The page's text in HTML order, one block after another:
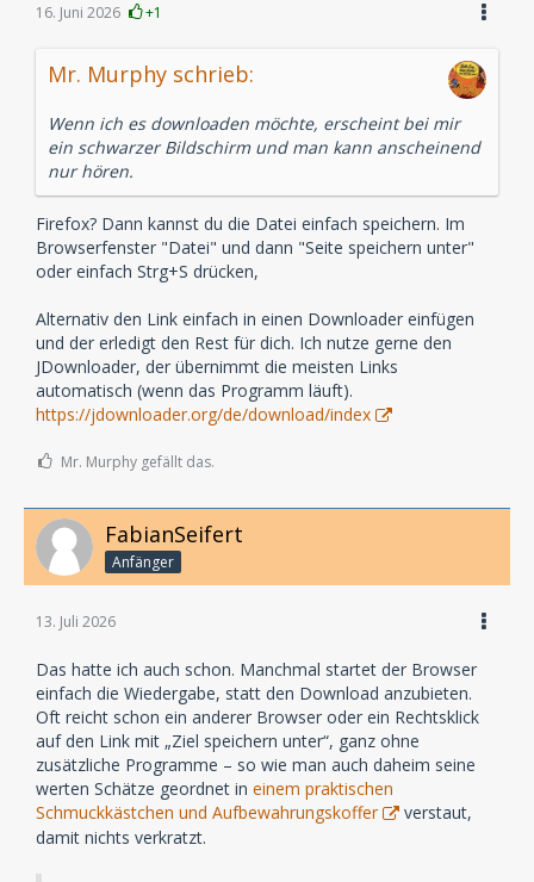
16. Juni 2026 +1
Mr. Murphy schrieb:
Wenn ich es downloaden möchte, erscheint bei mir
ein schwarzer Bildschirm und man kann anscheinend
nur hören.
Firefox? Dann kannst du die Datei einfach speichern. Im
Browserfenster "Datei" und dann "Seite speichern unter"
oder einfach Strg+S drücken,
Alternativ den Link einfach in einen Downloader einfügen
und der erledigt den Rest für dich. Ich nutze gerne den
JDownloader, der übernimmt die meisten Links
automatisch (wenn das Programm läuft).
https://jdownloader.org/de/download/index
Mr. Murphy gefällt das.
FabianSeifert
Anfänger
13. Juli 2026
Das hatte ich auch schon. Manchmal startet der Browser
einfach die Wiedergabe, statt den Download anzubieten.
Oft reicht schon ein anderer Browser oder ein Rechtsklick
auf den Link mit „Ziel speichern unter“, ganz ohne
zusätzliche Programme – so wie man auch daheim seine
werten Schätze geordnet in einem praktischen
Schmuckkästchen und Aufbewahrungskoffer
verstaut,
damit nichts verkratzt.